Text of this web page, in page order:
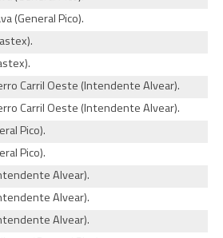
(General Pico).
Carril Oeste (Intendente Alvear).
Carril Oeste (Intendente Alvear).
Pico).
Pico).
Alvear).
Alvear).
Alvear).